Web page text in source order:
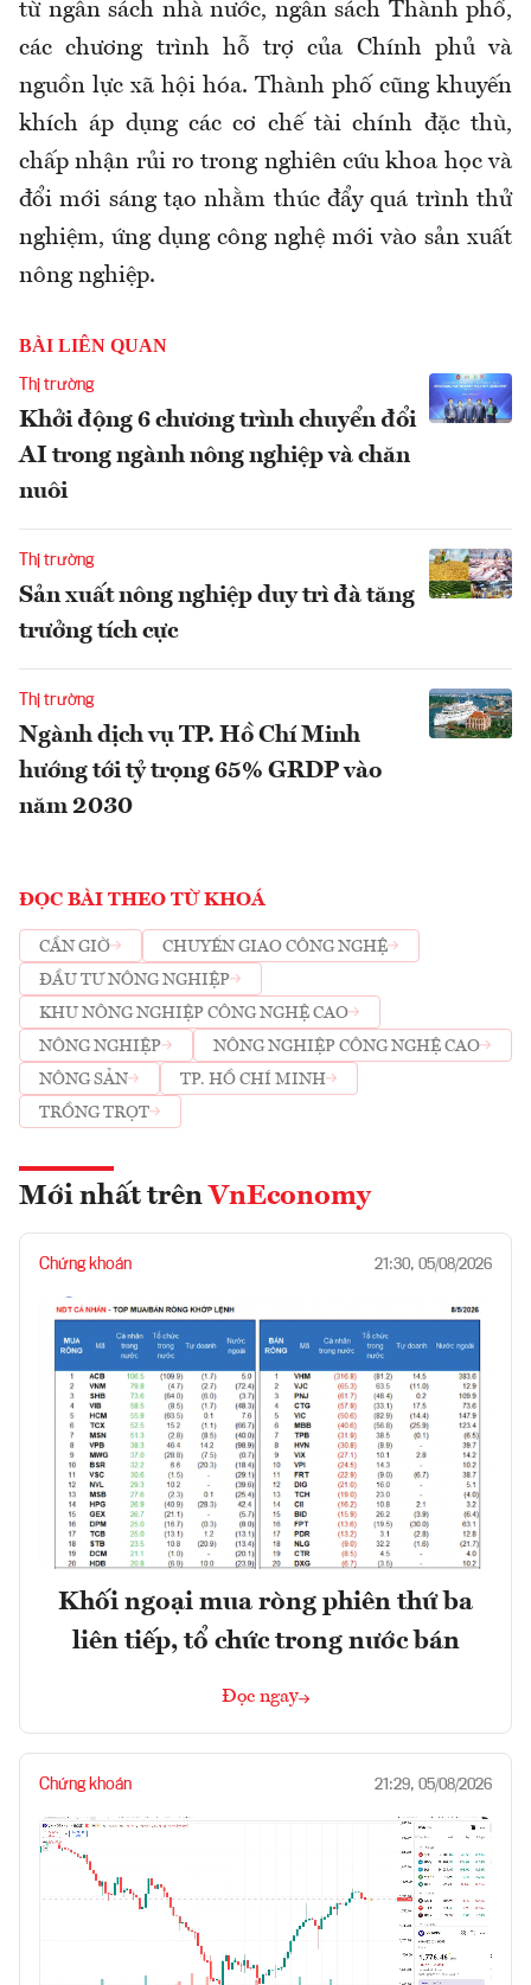
từ ngân sách nhà nước, ngân sách Thành phố,
các chương trình hỗ trợ của Chính phủ và
nguồn lực xã hội hóa. Thành phố cũng khuyến
khích áp dụng các cơ chế tài chính đặc thù,
chấp nhận rủi ro trong nghiên cứu khoa học và
đổi mới sáng tạo nhằm thúc đẩy quá trình thử
nghiệm, ứng dụng công nghệ mới vào sản xuất
nông nghiệp.
BÀI LIÊN QUAN
Thị trường
Khởi động 6 chương trình chuyển đổi
AI trong ngành nông nghiệp và chăn
nuôi
Thị trường
Sản xuất nông nghiệp duy trì đà tăng
trưởng tích cực
Thị trường
Ngành dịch vụ TP. Hồ Chí Minh
hướng tới tỷ trọng 65% GRDP vào
năm 2030
ĐỌC BÀI THEO TỪ KHOÁ
CẦN GIỜ
CHUYỂN GIAO CÔNG NGHỆ
ĐẦU TƯ NÔNG NGHIỆP
KHU NÔNG NGHIỆP CÔNG NGHỆ CAO
NÔNG NGHIỆP
NÔNG NGHIỆP CÔNG NGHỆ CAO
NÔNG SẢN
TP. HỒ CHÍ MINH
TRỒNG TRỌT
Mới nhất trên VnEconomy
Chứng khoán 21:30, 05/08/2026
Khối ngoại mua ròng phiên thứ ba
liên tiếp, tổ chức trong nước bán
Đọc ngay
Chứng khoán 21:29, 05/08/2026